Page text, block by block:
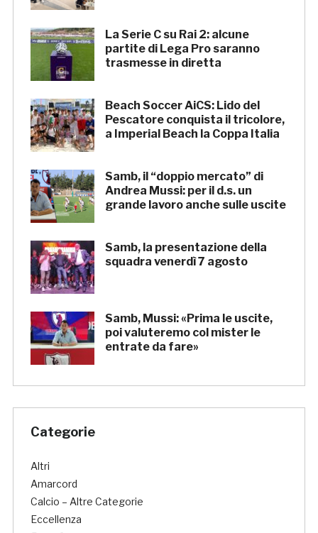
La Serie C su Rai 2: alcune
partite di Lega Pro saranno
trasmesse in diretta
Beach Soccer AiCS: Lido del
Pescatore conquista il tricolore,
a Imperial Beach la Coppa Italia
Samb, il “doppio mercato” di
Andrea Mussi: per il d.s. un
grande lavoro anche sulle uscite
Samb, la presentazione della
squadra venerdì 7 agosto
Samb, Mussi: «Prima le uscite,
poi valuteremo col mister le
entrate da fare»
Categorie
Altri
Amarcord
Calcio – Altre Categorie
Eccellenza